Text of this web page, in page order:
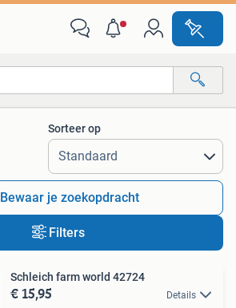
Alle afstanden…
Sorteer op
Bewaar je zoekopdracht
Filters
Schleich farm world 42724
€ 15,95 Details